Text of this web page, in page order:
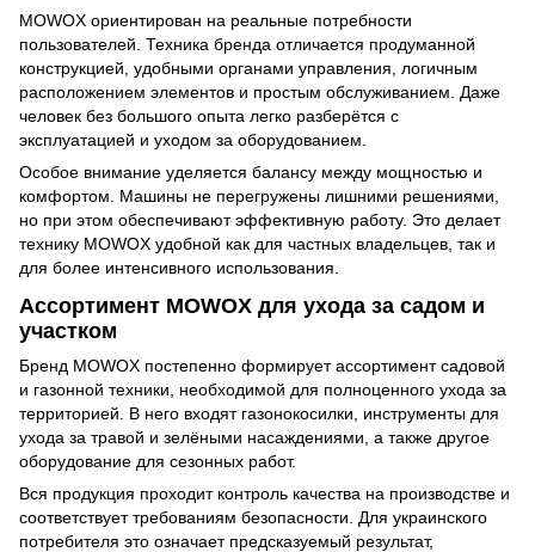
MOWOX ориентирован на реальные потребности
пользователей. Техника бренда отличается продуманной
конструкцией, удобными органами управления, логичным
расположением элементов и простым обслуживанием. Даже
человек без большого опыта легко разберётся с
эксплуатацией и уходом за оборудованием.
Особое внимание уделяется балансу между мощностью и
комфортом. Машины не перегружены лишними решениями,
но при этом обеспечивают эффективную работу. Это делает
технику MOWOX удобной как для частных владельцев, так и
для более интенсивного использования.
Ассортимент MOWOX для ухода за садом и
участком
Бренд MOWOX постепенно формирует ассортимент садовой
и газонной техники, необходимой для полноценного ухода за
территорией. В него входят газонокосилки, инструменты для
ухода за травой и зелёными насаждениями, а также другое
оборудование для сезонных работ.
Вся продукция проходит контроль качества на производстве и
соответствует требованиям безопасности. Для украинского
потребителя это означает предсказуемый результат,